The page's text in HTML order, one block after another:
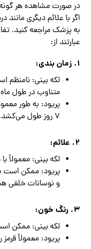
در صورت مشاهده هر
اگر با علائم دیگری
به پزشک مراجعه کنید.
عبارتند از:
۱. زمان بندی:
لکه بینی: نامنظم
متناوب در طول
۷ روز طول می‌کشد.
۲. علائم:
لکه بینی: معمولاً
پریود: ممکن است
و نوسانات خلقی
۳. رنگ خون:
لکه بینی: ممکن
پریود: معمولاً